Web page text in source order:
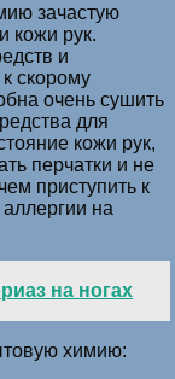
зачастую
кожи рук.
и
скорому
очень сушить
для
кожи рук,
перчатки и не
приступить к
на
на ногах
химию: